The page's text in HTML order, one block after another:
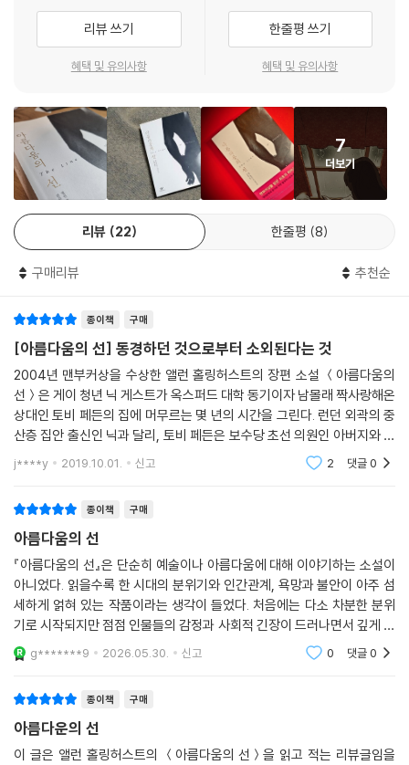
쓰기 위해 노력했습니다.”
그러나 홀링허스트는 자신을 게이작가로 규정하고 자신의 작품을 게이소
설로 분류하는 것이 그와 그의 작품을 폄하하고 한정하는 의도로 이용되길
호들갑과 스미스식의 소극적 방어 사이에 위치한다. 『아름다움의 선』은
“거의 모든 문장이 아름다운”(『텔레그래프』) 작품이다. 그러나 그 앞에
‘게이소설을 떠나서’라는 수식어를 붙일 필요는 없을 것이다. 앨런 홀링허
스트는 30년 동안 단 여섯편의 장편소설을 발표하면서(그는 한 인터뷰에
서 하루에 300~400단어만 쓰거나 한 글자도 안 쓸 때도 많다고 밝혔다)
자신을 게이작가로만 한정하거나 반대로 게이작가라는 정체성을 아예 배
제하려는 양극단의 편견을 정면으로 돌파해왔고, 현재 영국문학을 대표하
는 “동시대 거장”(『타임스』)으로 인정받고 있다.
어떤 계절은 지워지지 않는 흔적을 남긴다
평범한 남자의 인생을 뒤흔든 세번의 여름
영국에서 마거릿 대처가 재집권에 성공한 1983년 여름, 옥스퍼드 대학에
서 영문학을 전공하고 막 졸업한 닉 게스트는 런던에서 대학원 진학을 앞
두고 막역한 옥스퍼드 동기이자 은밀히 짝사랑해온 상대인 토비 페든의 집
에 ‘게스트’로 머물게 된다. 노팅힐에 위치한 흰 저택에 사는 토비의 부모는
야심만만한 사십대 보수당 초선의원 제럴드와 부유한 은행가 가문 출신의
가족을 통해 닉은 꿈도 꾸지 못했던 화려한 상류사회에 점점 더 깊이 발을
담가간다. 정재계 인사들이 즐비한 빅토리아 시대 저택의 파티, 막연히 동
경의 시선으로만 바라봤던 상류층 옥스퍼드 동기들과의 교류, 날카로운 첫
섹스와 첫사랑. 대처 시대 호황기의 정점이었던 그해 여름은 모든 것이 아
름다웠다.
그들은 일분?어쩌면 이분쯤 더 키스했다. 닉은 감미로운 리듬, 리오의 입
술에서 전해지는 더할 수 없는 부드러움과 그 두꺼운 혀의 강요에 반쯤 최
이 애무의 대상이 되었다는 사실에 숨이 멎을 것만 같았다. 술집에서 나눈
산만한 대화 중 어떤 것도 이런 걸 암시하지 않았고, 책에서도 이런 상태를
묘사한 것은 본 적이 없었다. 그는 쓰라릴 만큼 각오가 되어 있는 동시에 전
한 쾌감일 것이다.
- [데일리 텔레그래프] (앤서니 퀸)
탕으로 너무나 절묘하게 쓰인 소설. 호황기를 맞은 사회의 좋은 날들과 내
부자이자 침입자인 인물이 지닌 모호한 매력을 능숙하게 그려낸다. 그러나
이 작품을 읽는 기쁨과 보상은 작품의 희극적이고 기록물적인 성취를 넘어
서, 작가가 세상을 바라보는 예리한 이해에서 찾을 수 있다.
- [썬데이 타임스]
매 페이지마다 인상적인 부분이 있다. (…) 단지 유머뿐 아니라 어떤 캐릭
홀링허스트는 아름답게 쓴다. 그의 문장들은 때때로 정성과 정교한 기술로
깎아낸 조각을 보는 듯한 기쁨을 준다. 그는 흘깃 눈길을 던지는 것만으로
도 캐릭터를 명확하게 드러내는 재주를 가졌다.
홀링허스트는 자신이 뜻하는 대로 언어를 만들어낸다. 동시대의 많은 소설
대한 탁월하게 웃기고 정확한 풍자.
- [이브닝 스탠더드]
읽는 재미가 있다. 견고하고 전통에 충실하면서도 아름답게 직조되었다.
상당한 걸작. (…) 누구나 가죽 공예나 호두나무 계기판의 문학 버전 같은
글쓰기의 순수한 세련됨에 감탄할 수밖에 없을 것이다. 홀링허스트의 결점
없는 산문에 편안히 자신을 내맡기면 1980년대 런던으로 떠날 수 있다. 그
여정은 매끄럽고 유유하며 전적으로 매혹적이다.
- [스코틀랜드 온 썬데이]
리뷰 쓰기
혜택 및 유의사항
한줄평 쓰기
혜택 및 유의사항
7
더보기
리뷰 22 한줄평 8
구매리뷰 추천순
종이책 구매
[아름다움의 선] 동경하던 것으로부터 소외된다는 것
2004년 맨부커상을 수상한 앨런 홀링허스트의 장편 소설 ＜아름다움의
선＞은 게이 청년 닉 게스트가 옥스퍼드 대학 동기이자 남몰래 짝사랑해온
상대인 토비 페든의 집에 머무르는 몇 년의 시간을 그린다. 런던 외곽의 중
산층 집안 출신인 닉과 달리, 토비 페든은 보수당 초선 의원인 아버지와 부
유한 은행가 가문 출신의 어머니를 둔 최상류층 집안 출신이다. 닉은 조울
증을 앓는 토비
j****y 2019.10.01. 신고 2 댓글0
종이책 구매
아름다움의 선
『아름다움의 선』은 단순히 예술이나 아름다움에 대해 이야기하는 소설이
아니었다. 읽을수록 한 시대의 분위기와 인간관계, 욕망과 불안이 아주 섬
세하게 얽혀 있는 작품이라는 생각이 들었다. 처음에는 다소 차분한 분위
기로 시작되지만 점점 인물들의 감정과 사회적 긴장이 드러나면서 깊게 몰
입하게 된다. 특히 주인공 닉의 시선을 따라가다 보면 겉으로는 안정되어
보이는 사람들
g*******9 2026.05.30. 신고 0 댓글0
종이책 구매
아름다운의 선
이 글은 앨런 홀링허스트의 ＜아름다움의 선＞을 읽고 적는 리뷰글임을